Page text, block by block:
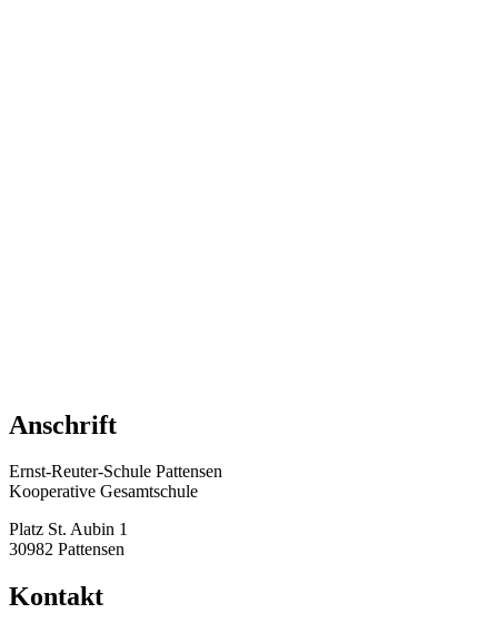
Anschrift
Ernst-Reuter-Schule Pattensen
Kooperative Gesamtschule
Platz St. Aubin 1
30982 Pattensen
Kontakt